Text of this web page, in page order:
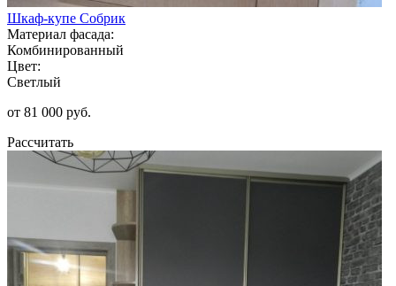
Шкаф-купе Собрик
Материал фасада:
Комбинированный
Цвет:
Светлый
от 81 000 руб.
Рассчитать